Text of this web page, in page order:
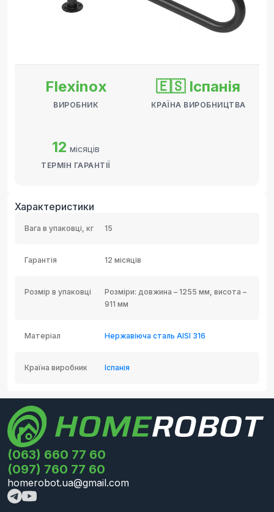
Flexinox
ВИРОБНИК
🇪🇸 Іспанія
КРАЇНА ВИРОБНИЦТВА
12 місяців
ТЕРМІН ГАРАНТІЇ
Характеристики
Вага в упаковці, кг 15
Гарантія 12 місяців
Розмір в упаковці
Розміри: довжина – 1255 мм, висота –
911 мм
Матеріал Нержавіюча сталь AISI 316
Країна виробник Іспанія
(063) 660 77 60
(097) 760 77 60
homerobot.ua@gmail.com